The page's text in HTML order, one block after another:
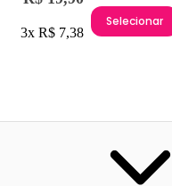
3x R$ 7,38
Selecionar